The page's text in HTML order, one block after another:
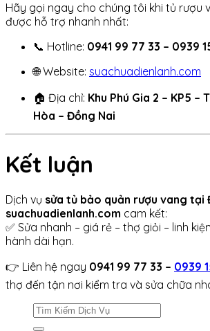
Hãy gọi ngay cho chúng tôi khi tủ rượu
được hỗ trợ nhanh nhất:
📞 Hotline: 0941 99 77 33 – 0939
🌐 Website: suachuadienlanh.com
🏠 Địa chỉ: Khu Phú Gia 2 – KP5 –
Hòa – Đồng Nai
Kết luận
Dịch vụ sửa tủ bảo quản rượu vang tại
suachuadienlanh.com cam kết:
✅ Sửa nhanh – giá rẻ – thợ giỏi – linh
hành dài hạn.
👉 Liên hệ ngay 0941 99 77 33 – 0939
thợ đến tận nơi kiểm tra và sửa chữa